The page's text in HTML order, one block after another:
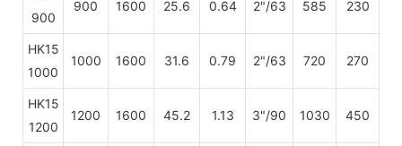
900
900 1600 25.6 0.64 2"/63 585 230
HK15
1000
1000 1600 31.6 0.79 2"/63 720 270
HK15
1200
1200 1600 45.2 1.13 3"/90 1030 450